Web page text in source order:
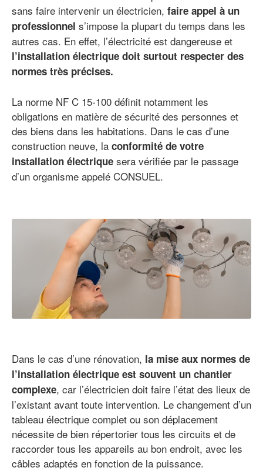
sans faire intervenir un électricien, faire appel à un
professionnel s’impose la plupart du temps dans les
autres cas. En effet, l’électricité est dangereuse et
l’installation électrique doit surtout respecter des
normes très précises.
La norme NF C 15-100 définit notamment les
obligations en matière de sécurité des personnes et
des biens dans les habitations. Dans le cas d’une
construction neuve, la conformité de votre
installation électrique sera vérifiée par le passage
d’un organisme appelé CONSUEL.
Dans le cas d’une rénovation, la mise aux normes de
l’installation électrique est souvent un chantier
complexe, car l’électricien doit faire l’état des lieux de
l’existant avant toute intervention. Le changement d’un
tableau électrique complet ou son déplacement
nécessite de bien répertorier tous les circuits et de
raccorder tous les appareils au bon endroit, avec les
câbles adaptés en fonction de la puissance.